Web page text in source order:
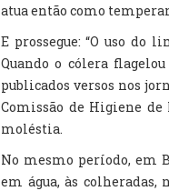
atua então como
E prossegue: “O uso do
Quando o cólera
publicados versos nos
Comissão de Higiene
moléstia.
No mesmo período, em
em água, às colheradas,